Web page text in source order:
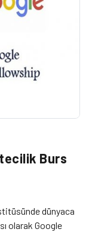
Burs
dünyaca
olarak Google